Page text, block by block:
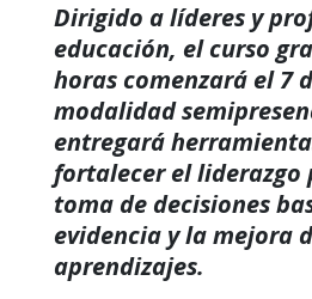
Dirigido a líderes y
educación, el curso
horas comenzará el 7
modalidad
entregará
fortalecer el liderazgo
toma de decisiones
evidencia y la mejora
aprendizajes.